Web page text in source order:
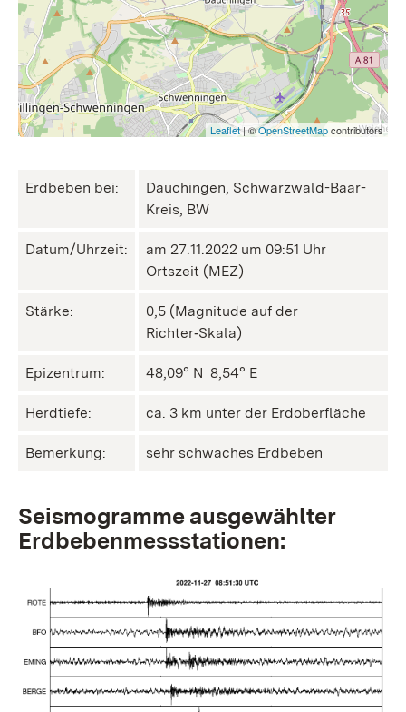
Leaflet| ©OpenStreetMapcontributors
Erdbeben bei:
Dauchingen, Schwarzwald-Baar-
Kreis, BW
Datum/Uhrzeit:
am 27.11.2022 um 09:51 Uhr
Ortszeit (MEZ)
Stärke:
0,5 (Magnitude auf der
Richter‑Skala)
Epizentrum: 48,09° N ㅤ 8,54° E
Herdtiefe: ca. 3 km unter der Erdoberfläche
Bemerkung: sehr schwaches Erdbeben
Seismogramme ausgewählter
Erdbebenmessstationen: